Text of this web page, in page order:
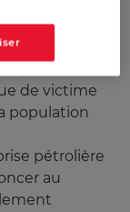
par les
au
de victime
population
pétrolière
au